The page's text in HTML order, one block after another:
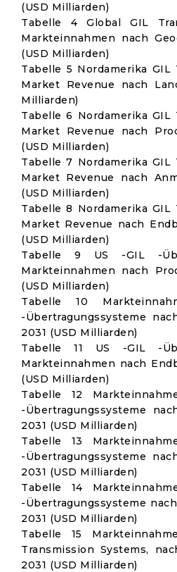
(USD Milliarden)
Tabelle 4 Global GIL
Markteinnahmen nach
(USD Milliarden)
Tabelle 5 Nordamerika GIL
Market Revenue nach
Milliarden)
Tabelle 6 Nordamerika GIL
Market Revenue nach
(USD Milliarden)
Tabelle 7 Nordamerika GIL
Market Revenue nach
(USD Milliarden)
Tabelle 8 Nordamerika GIL
Market Revenue nach
(USD Milliarden)
Tabelle 9 US -GIL -
Markteinnahmen nach
(USD Milliarden)
Tabelle 10
-Übertragungssysteme
2031 (USD Milliarden)
Tabelle 11 US -GIL -
Markteinnahmen nach
(USD Milliarden)
Tabelle 12
-Übertragungssysteme
2031 (USD Milliarden)
Tabelle 13
-Übertragungssysteme
2031 (USD Milliarden)
Tabelle 14
-Übertragungssysteme
2031 (USD Milliarden)
Tabelle 15
Transmission Systems,
2031 (USD Milliarden)